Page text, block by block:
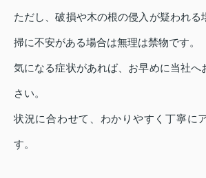
ただし、破損や木の根の侵入が疑われる
掃に不安がある場合は無理は禁物です。
気になる症状があれば、お早めに当社へ
さい。
状況に合わせて、わかりやすく丁寧に
す。